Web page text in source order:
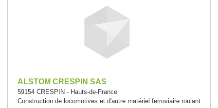
ALSTOM CRESPIN SAS
59154 CRESPIN - Hauts-de-France
Construction de locomotives et d'autre matériel ferroviaire roulant